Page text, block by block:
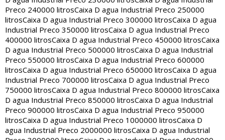
Preco 240000 litrosCaixa D agua Industrial Preco 250000
litrosCaixa D agua Industrial Preco 300000 litrosCaixa D agua
Industrial Preco 350000 litrosCaixa D agua Industrial Preco
400000 litrosCaixa D agua Industrial Preco 450000 litrosCaixa
D agua Industrial Preco 500000 litrosCaixa D agua Industrial
Preco 550000 litrosCaixa D agua Industrial Preco 600000
litrosCaixa D agua Industrial Preco 650000 litrosCaixa D agua
Industrial Preco 700000 litrosCaixa D agua Industrial Preco
750000 litrosCaixa D agua Industrial Preco 800000 litrosCaixa
D agua Industrial Preco 850000 litrosCaixa D agua Industrial
Preco 900000 litrosCaixa D agua Industrial Preco 950000
litrosCaixa D agua Industrial Preco 1000000 litrosCaixa D
agua Industrial Preco 2000000 litrosCaixa D agua Industrial